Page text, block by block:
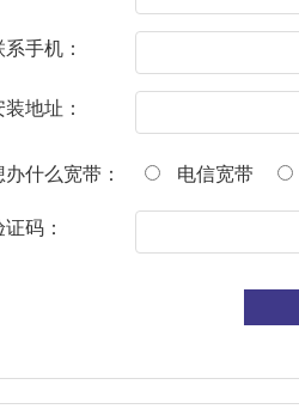
系手机：
装地址：
办什么宽带： 电信宽带
证码：